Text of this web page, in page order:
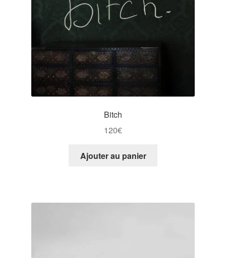
Bitch
120€
Ajouter au panier